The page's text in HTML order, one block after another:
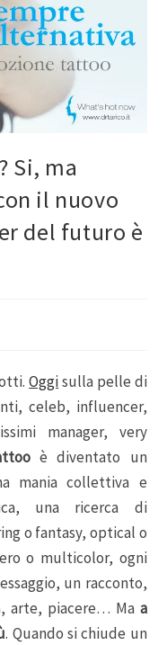
Si, ma
il nuovo
del futuro è
Oggisulla pelle di
celeb, influencer,
manager, very
è diventato un
mania collettiva e
una ricerca di
o fantasy, optical o
o multicolor, ogni
un racconto,
arte, piacere… Ma a
. Quando si chiude un